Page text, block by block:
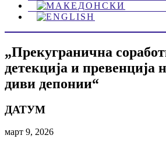
„Прекугранична
детекција и превенција
диви депонии“
ДАТУМ
март 9, 2026